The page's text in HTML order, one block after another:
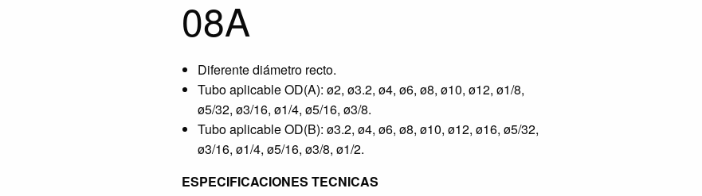
08A
Diferente diámetro recto.
Tubo aplicable OD(A): ø2, ø3.2, ø4, ø6, ø8, ø10, ø12, ø1/8,
ø5/32, ø3/16, ø1/4, ø5/16, ø3/8.
Tubo aplicable OD(B): ø3.2, ø4, ø6, ø8, ø10, ø12, ø16, ø5/32,
ø3/16, ø1/4, ø5/16, ø3/8, ø1/2.
ESPECIFICACIONES TECNICAS